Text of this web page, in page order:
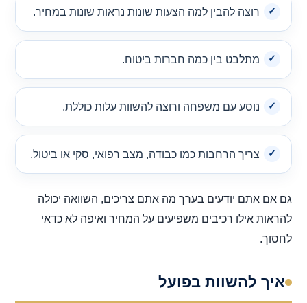
רוצה להבין למה הצעות שונות נראות שונות במחיר.
מתלבט בין כמה חברות ביטוח.
נוסע עם משפחה ורוצה להשוות עלות כוללת.
צריך הרחבות כמו כבודה, מצב רפואי, סקי או ביטול.
גם אם אתם יודעים בערך מה אתם צריכים, השוואה יכולה
להראות אילו רכיבים משפיעים על המחיר ואיפה לא כדאי
לחסוך.
איך להשוות בפועל